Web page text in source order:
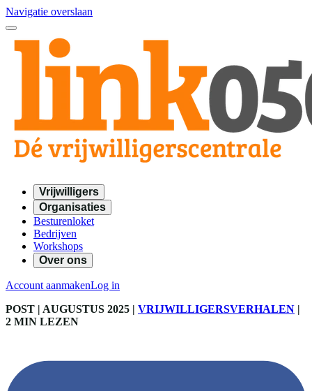
Navigatie overslaan
Vrijwilligers
Organisaties
Besturenloket
Bedrijven
Workshops
Over ons
Account aanmakenLog in
POST | AUGUSTUS 2025 | VRIJWILLIGERSVERHALEN |
2 MIN LEZEN